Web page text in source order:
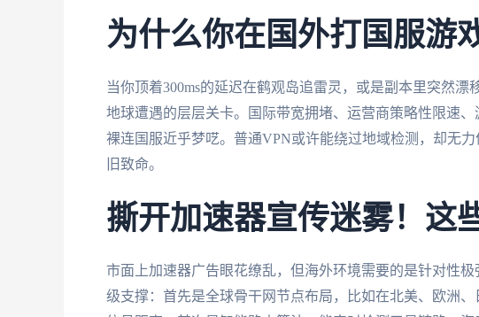
为什么你在国外打国服游
当你顶着300ms的延迟在鹤观岛追雷灵，或是副本里突然
地球遭遇的层层关卡。国际带宽拥堵、运营商策略性限速
裸连国服近乎梦呓。普通VPN或许能绕过地域检测，却无
旧致命。
撕开加速器宣传迷雾！这
市面上加速器广告眼花缭乱，但海外环境需要的是针对性
级支撑：首先是全球骨干网节点布局，比如在北美、欧洲